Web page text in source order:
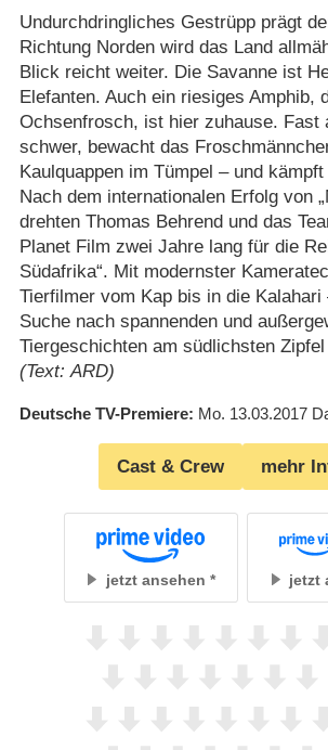
Undurchdringliches Gestrüpp prägt
Richtung Norden wird das Land
Blick reicht weiter. Die Savanne ist
Elefanten. Auch ein riesiges Amphib,
Ochsenfrosch, ist hier zuhause. Fast
schwer, bewacht das
Kaulquappen im Tümpel – und
Nach dem internationalen Erfolg von
drehten Thomas Behrend und das
Planet Film zwei Jahre lang für die
Südafrika“. Mit modernster
Tierfilmer vom Kap bis in die
Suche nach spannenden und
Tiergeschichten am südlichsten
(Text: ARD)
Deutsche TV-Premiere Mo. 13.03.2017
Cast & Crew mehr
jetzt ansehen jetzt